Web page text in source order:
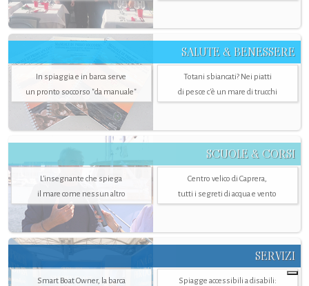
SALUTE & BENESSERE
In spiaggia e in barca serve
un pronto soccorso "da manuale"
Totani sbiancati? Nei piatti
di pesce c'è un mare di trucchi
SCUOLE & CORSI
L'insegnante che spiega
il mare come nessun altro
Centro velico di Caprera,
tutti i segreti di acqua e vento
SERVIZI
Smart Boat Owner, la barca Spiagge accessibili a disabili: